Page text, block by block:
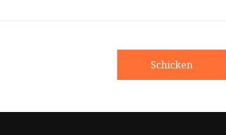
Schicken